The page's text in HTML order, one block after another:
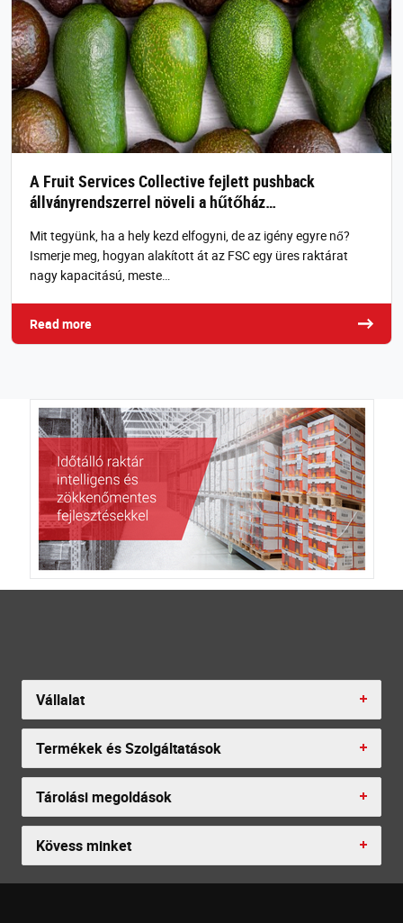
A Fruit Services Collective fejlett pushback
állványrendszerrel növeli a hűtőház…
Mit tegyünk, ha a hely kezd elfogyni, de az igény egyre nő?
Ismerje meg, hogyan alakított át az FSC egy üres raktárat
nagy kapacitású, meste…
Read more
Vállalat
Termékek és Szolgáltatások
Tárolási megoldások
Kövess minket